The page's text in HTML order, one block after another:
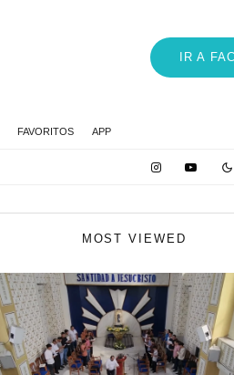
IR A
FAVORITOS APP
MOST VIEWED